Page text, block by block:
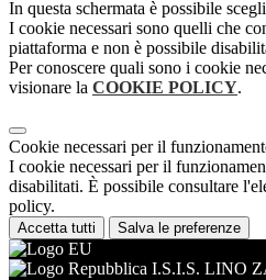
In questa schermata è possibile
I cookie necessari sono quelli che
piattaforma e non è possibile
Per conoscere quali sono i cookie
visionare la COOKIE POLICY.
Cookie necessari per il
I cookie necessari per il
disabilitati. È possibile consultare
policy.
Accetta tutti Salva le preferenze
I.S.I.S. LINO